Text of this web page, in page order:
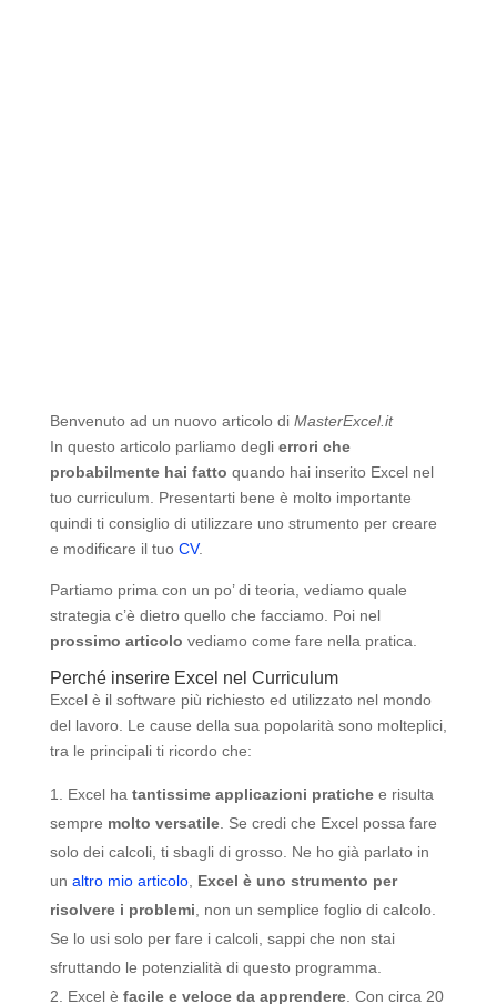
Benvenuto ad un nuovo articolo di MasterExcel.it
In questo articolo parliamo degli errori che
probabilmente hai fatto quando hai inserito Excel nel
tuo curriculum. Presentarti bene è molto importante
quindi ti consiglio di utilizzare uno strumento per creare
e modificare il tuo CV.
Partiamo prima con un po’ di teoria, vediamo quale
strategia c’è dietro quello che facciamo. Poi nel
prossimo articolo vediamo come fare nella pratica.
Perché inserire Excel nel Curriculum
Excel è il software più richiesto ed utilizzato nel mondo
del lavoro. Le cause della sua popolarità sono molteplici,
tra le principali ti ricordo che:
Excel ha tantissime applicazioni pratichee risulta
sempre molto versatile. Se credi che Excel possa fare
solo dei calcoli, ti sbagli di grosso. Ne ho già parlato in
un altro mio articolo, Excel è uno strumento per
risolvere i problemi , non un semplice foglio di calcolo.
Se lo usi solo per fare i calcoli, sappi che non stai
sfruttando le potenzialità di questo programma.
Excel è facile e veloce da apprendere. Con circa 20